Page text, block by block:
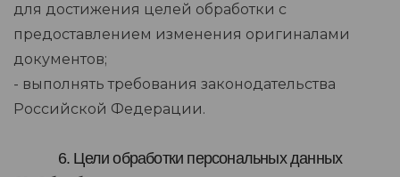
для достижения целей обработки с
предоставлением изменения оригиналами
документов;
- выполнять требования законодательства
Российской Федерации.
6. Цели обработки персональных данных